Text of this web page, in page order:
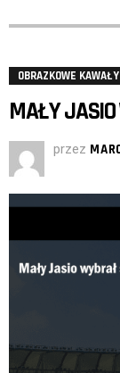
OBRAZKOWE KAWAŁY
MAŁY
przez